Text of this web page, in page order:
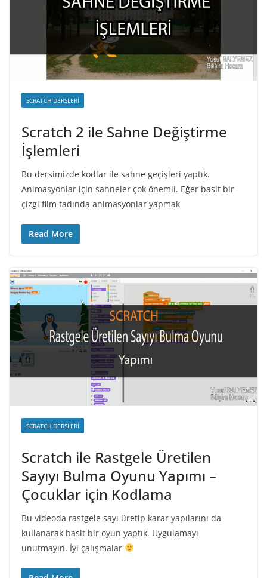
SCRATCH DERSLERI
Scratch 2 ile Sahne Değiştirme
İşlemleri
Bu dersimizde kodlar ile sahne geçişleri yaptık.
Animasyonlar için sahneler çok önemli. Eğer basit bir
çizgi film tadında animasyonlar yapmak
Read More
SCRATCH DERSLERI
Scratch ile Rastgele Üretilen
Sayıyı Bulma Oyunu Yapımı –
Çocuklar için Kodlama
Bu videoda rastgele sayı üretip karar yapılarını da
kullanarak basit bir oyun yaptık. Uygulamayı
unutmayın. İyi çalışmalar